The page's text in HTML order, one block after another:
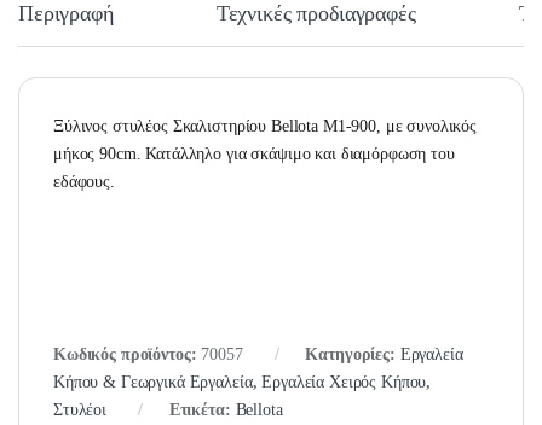
Περιγραφή Τεχνικές προδιαγραφές
Ξύλινος στυλέος Σκαλιστηρίου Bellota M1-900, με συνολικός
μήκος 90cm. Κατάλληλο για σκάψιμο και διαμόρφωση του
εδάφους.
Κωδικός προϊόντος: 70057 Κατηγορίες: Εργαλεία
Κήπου & Γεωργικά Εργαλεία,Εργαλεία Χειρός Κήπου,
Στυλέοι
Ετικέτα: Bellota